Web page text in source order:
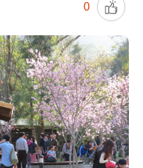
0